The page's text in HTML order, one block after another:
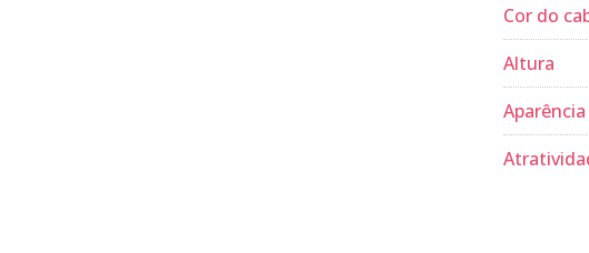
Cor do
Altura
Aparência